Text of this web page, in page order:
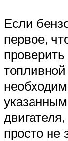
Если
первое,
просто не